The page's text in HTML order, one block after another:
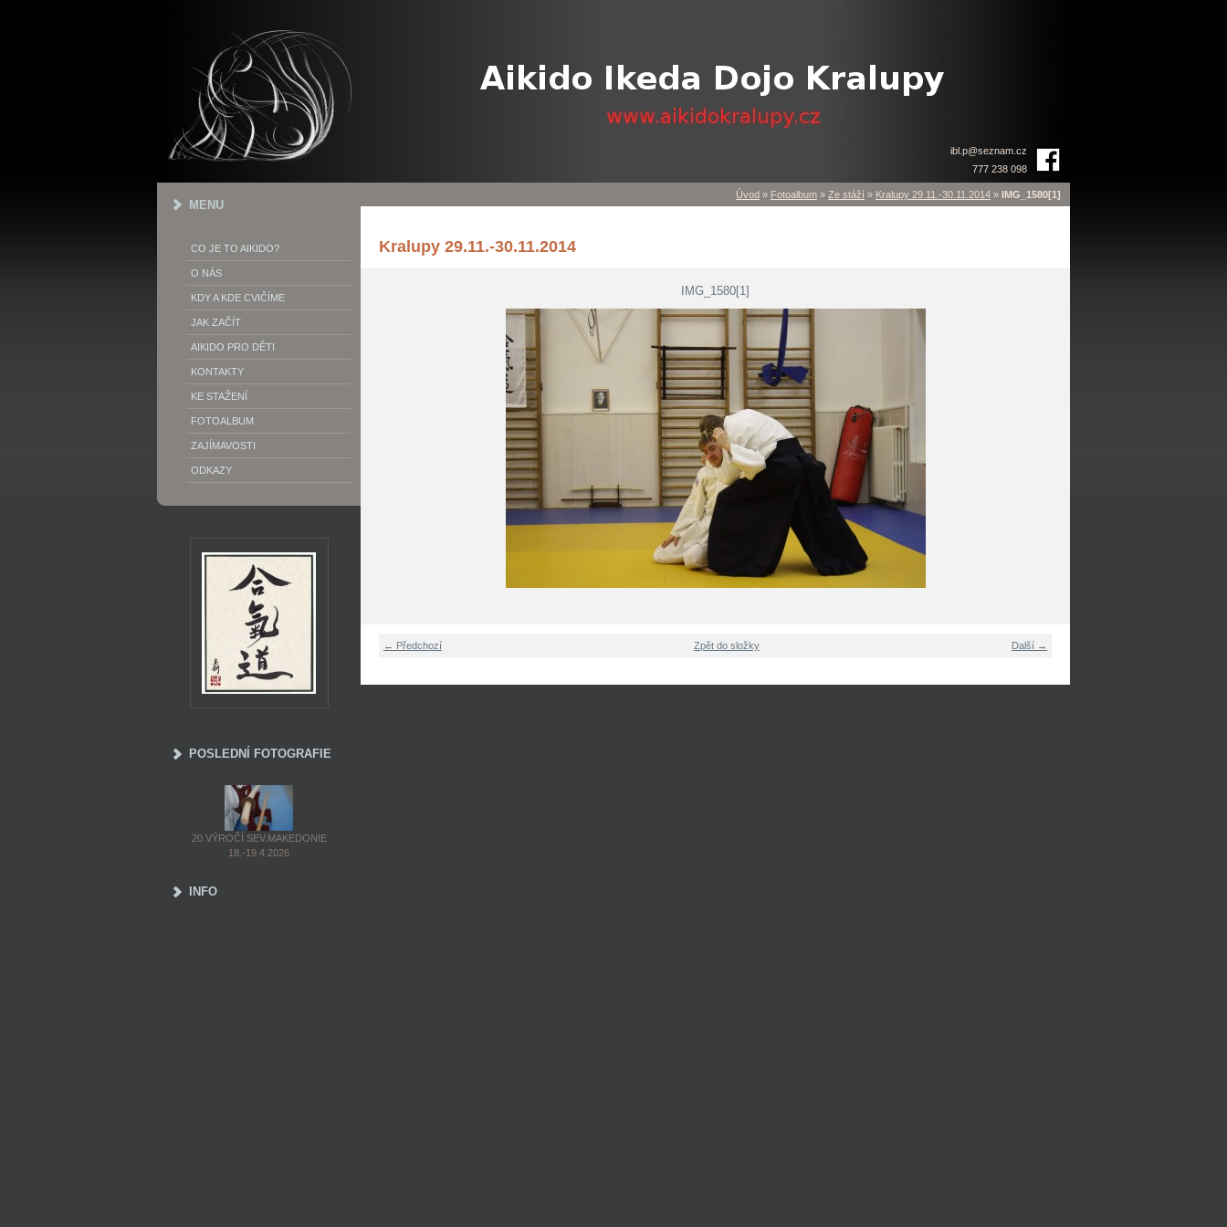
ibl.p@seznam.cz
777 238 098
Úvod » Fotoalbum » Ze stáží » Kralupy 29.11.-30.11.2014 » IMG_1580[1]
Kralupy 29.11.-30.11.2014
IMG_1580[1]
← Předchozí Další →
Zpět do složky
MENU
CO JE TO AIKIDO?
O NÁS
KDY A KDE CVIČÍME
JAK ZAČÍT
AIKIDO PRO DĚTI
KONTAKTY
KE STAŽENÍ
FOTOALBUM
ZAJÍMAVOSTI
ODKAZY
POSLEDNÍ FOTOGRAFIE
20.VÝROČÍ SEV.MAKEDONIE
18.-19.4.2026
INFO